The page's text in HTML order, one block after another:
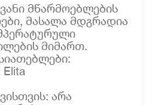
მწარმოებლების
მასალა მდგრადია
მიმართ.
არა